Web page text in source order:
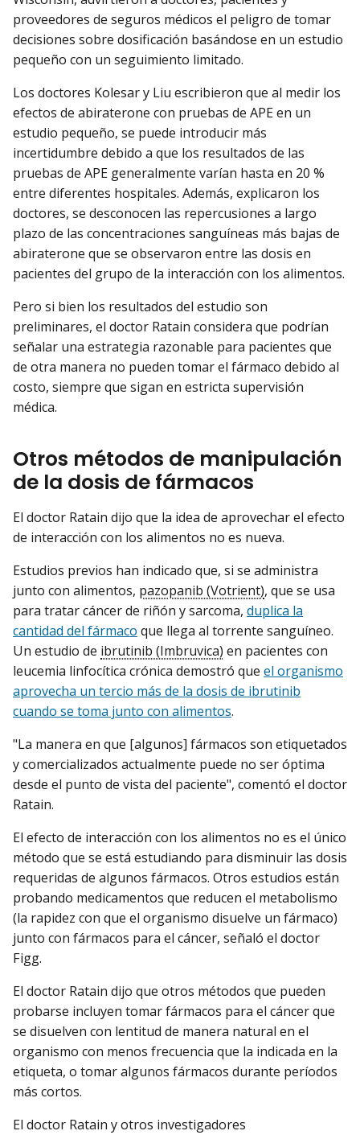
proveedores de seguros médicos el peligro de tomar
decisiones sobre dosificación basándose en un estudio
pequeño con un seguimiento limitado.
Los doctores Kolesar y Liu escribieron que al medir los
efectos de abiraterone con pruebas de APE en un
estudio pequeño, se puede introducir más
incertidumbre debido a que los resultados de las
pruebas de APE generalmente varían hasta en 20 %
entre diferentes hospitales. Además, explicaron los
doctores, se desconocen las repercusiones a largo
plazo de las concentraciones sanguíneas más bajas de
abiraterone que se observaron entre las dosis en
pacientes del grupo de la interacción con los alimentos.
Pero si bien los resultados del estudio son
preliminares, el doctor Ratain considera que podrían
señalar una estrategia razonable para pacientes que
de otra manera no pueden tomar el fármaco debido al
costo, siempre que sigan en estricta supervisión
médica.
Otros métodos de manipulación
de la dosis de fármacos
El doctor Ratain dijo que la idea de aprovechar el efecto
de interacción con los alimentos no es nueva.
Estudios previos han indicado que, si se administra
junto con alimentos, pazopanib (Votrient), que se usa
para tratar cáncer de riñón y sarcoma, duplica la
cantidad del fármaco que llega al torrente sanguíneo.
Un estudio de ibrutinib (Imbruvica) en pacientes con
leucemia linfocítica crónica demostró que el organismo
aprovecha un tercio más de la dosis de ibrutinib
cuando se toma junto con alimentos.
"La manera en que [algunos] fármacos son etiquetados
y comercializados actualmente puede no ser óptima
desde el punto de vista del paciente", comentó el doctor
Ratain.
El efecto de interacción con los alimentos no es el único
método que se está estudiando para disminuir las dosis
requeridas de algunos fármacos. Otros estudios están
probando medicamentos que reducen el metabolismo
(la rapidez con que el organismo disuelve un fármaco)
junto con fármacos para el cáncer, señaló el doctor
Figg.
El doctor Ratain dijo que otros métodos que pueden
probarse incluyen tomar fármacos para el cáncer que
se disuelven con lentitud de manera natural en el
organismo con menos frecuencia que la indicada en la
etiqueta, o tomar algunos fármacos durante períodos
más cortos.
El doctor Ratain y otros investigadores